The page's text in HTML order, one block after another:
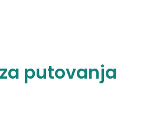
putovanja